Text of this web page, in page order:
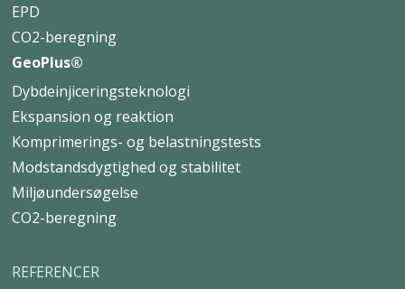
EPD
CO2-beregning
GeoPlus®
Dybdeinjiceringsteknologi
Ekspansion og reaktion
Komprimerings- og belastningstests
Modstandsdygtighed og stabilitet
Miljøundersøgelse
CO2-beregning
REFERENCER